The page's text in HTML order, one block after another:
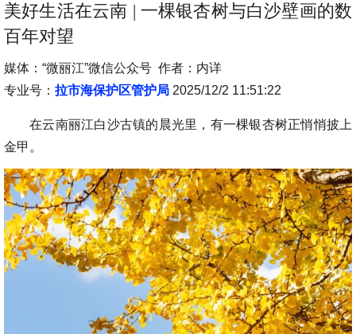
美好生活在云南 | 一棵银杏树与白沙壁画的数
百年对望
媒体：“微丽江”微信公众号 作者：内详
专业号： 拉市海保护区管护局 2025/12/2 11:51:22
在云南丽江白沙古镇的晨光里，有一棵银杏树正悄悄披上
金甲。